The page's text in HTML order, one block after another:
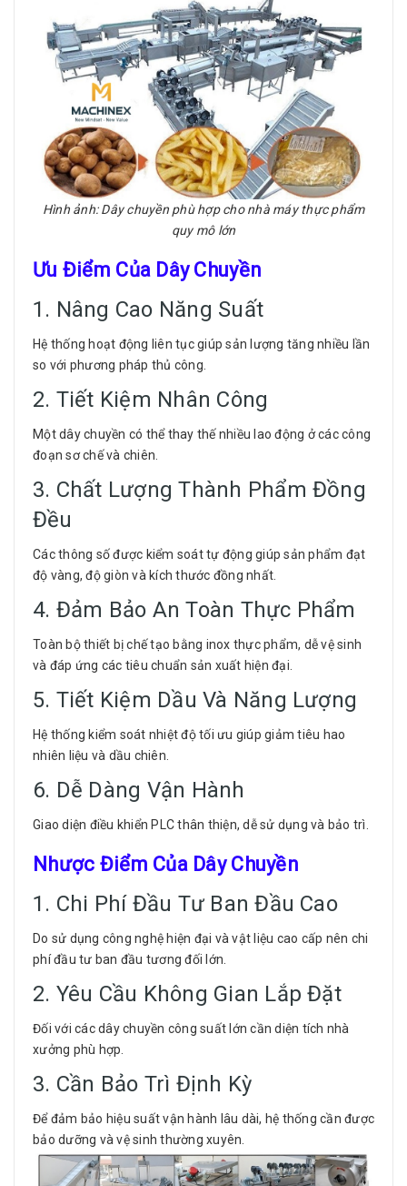
Hình ảnh: Dây chuyền phù hợp cho nhà máy thực phẩm
quy mô lớn
Ưu Điểm Của Dây Chuyền
1. Nâng Cao Năng Suất
Hệ thống hoạt động liên tục giúp sản lượng tăng nhiều lần
so với phương pháp thủ công.
2. Tiết Kiệm Nhân Công
Một dây chuyền có thể thay thế nhiều lao động ở các công
đoạn sơ chế và chiên.
3. Chất Lượng Thành Phẩm Đồng
Đều
Các thông số được kiểm soát tự động giúp sản phẩm đạt
độ vàng, độ giòn và kích thước đồng nhất.
4. Đảm Bảo An Toàn Thực Phẩm
Toàn bộ thiết bị chế tạo bằng inox thực phẩm, dễ vệ sinh
và đáp ứng các tiêu chuẩn sản xuất hiện đại.
5. Tiết Kiệm Dầu Và Năng Lượng
Hệ thống kiểm soát nhiệt độ tối ưu giúp giảm tiêu hao
nhiên liệu và dầu chiên.
6. Dễ Dàng Vận Hành
Giao diện điều khiển PLC thân thiện, dễ sử dụng và bảo trì.
Nhược Điểm Của Dây Chuyền
1. Chi Phí Đầu Tư Ban Đầu Cao
Do sử dụng công nghệ hiện đại và vật liệu cao cấp nên chi
phí đầu tư ban đầu tương đối lớn.
2. Yêu Cầu Không Gian Lắp Đặt
Đối với các dây chuyền công suất lớn cần diện tích nhà
xưởng phù hợp.
3. Cần Bảo Trì Định Kỳ
Để đảm bảo hiệu suất vận hành lâu dài, hệ thống cần được
bảo dưỡng và vệ sinh thường xuyên.